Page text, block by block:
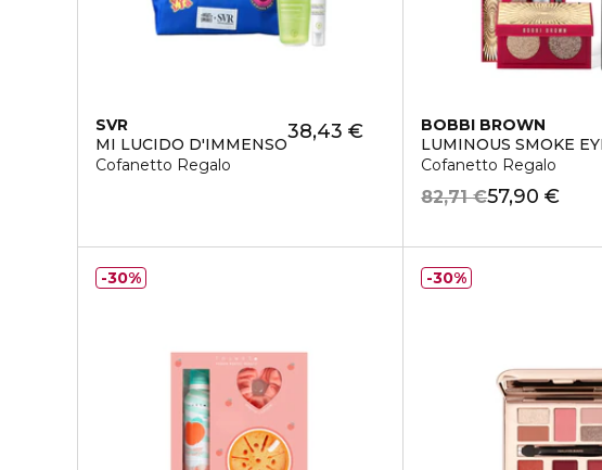
SVR
MI LUCIDO D'IMMENSO
Cofanetto Regalo
38,43 €
BOBBI BROWN
LUMINOUS SMOKE
Cofanetto Regalo
57,90 €
82,71 €
30%
30%